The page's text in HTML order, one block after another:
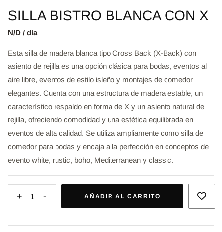
SILLA BISTRO BLANCA CON X
N/D / día
Esta silla de madera blanca tipo Cross Back (X-Back) con
asiento de rejilla es una opción clásica para bodas, eventos al
aire libre, eventos de estilo isleño y montajes de comedor
elegantes. Cuenta con una estructura de madera estable, un
característico respaldo en forma de X y un asiento natural de
rejilla, ofreciendo comodidad y una estética equilibrada en
eventos de alta calidad. Se utiliza ampliamente como silla de
comedor para bodas y encaja a la perfección en conceptos de
evento white, rustic, boho, Mediterranean y classic.
+ 1 - AÑADIR AL CARRITO